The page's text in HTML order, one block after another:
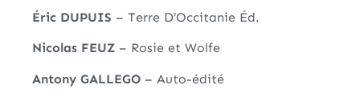
Éric DUPUIS – Terre D’Occitanie Éd.
Nicolas FEUZ – Rosie et Wolfe
Antony GALLEGO – Auto-édité